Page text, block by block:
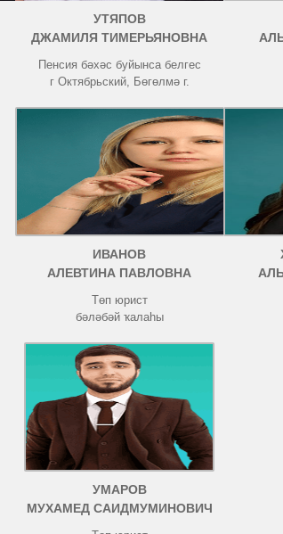
УТЯПОВ
ДЖАМИЛЯ ТИМЕРЬЯНОВНА
Пенсия бәхәс буйынса белгес
г Октябрьский, Бөгөлмә г.
ИВАНОВ
АЛЕВТИНА ПАВЛОВНА
Төп юрист
бәләбәй ҡалаһы
УМАРОВ
МУХАМЕД САИДМУМИНОВИЧ